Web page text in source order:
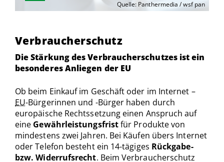
Quelle: Panthermedia / wsf pan
Verbraucherschutz
Die Stärkung des Verbraucherschutzes ist ein
besonderes Anliegen der EU
Ob beim Einkauf im Geschäft oder im Internet –
EU-Bürgerinnen und -Bürger haben durch
europäische Rechtssetzung einen Anspruch auf
eine Gewährleistungsfristfür Produkte von
mindestens zwei Jahren. Bei Käufen übers Internet
oder Telefon besteht ein 14-tägiges Rückgabe-
bzw. Widerrufsrecht. Beim Verbraucherschutz